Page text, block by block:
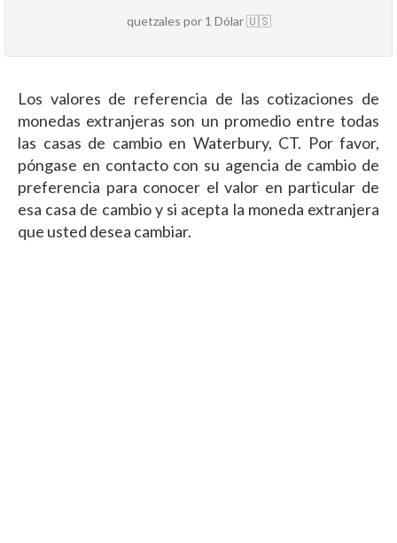
quetzales por 1 Dólar 🇺🇸
Los valores de referencia de las cotizaciones de
monedas extranjeras son un promedio entre todas
las casas de cambio en Waterbury, CT. Por favor,
póngase en contacto con su agencia de cambio de
preferencia para conocer el valor en particular de
esa casa de cambio y si acepta la moneda extranjera
que usted desea cambiar.